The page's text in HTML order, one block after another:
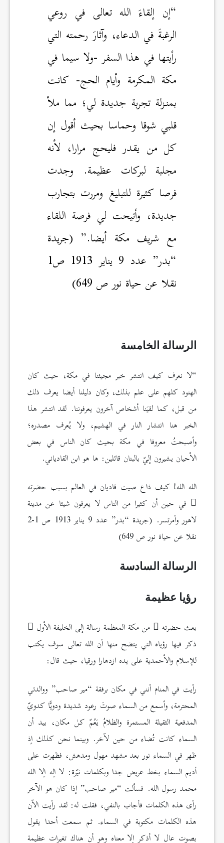
“إن إلقاءَ الله تعالى في روعي
الرغبةَ في الدعاء، وآثارَ رحمته التي
رأيتها في هذا السفر -ولا سيما في
مكة المكرمة وأيام الحج- كانت
بمنـزلة تجربة جديدة لي؛ مما ملأ
قلبي شوقا وحماسا بحيث أقول إن
كل من يقدر فليحج مرارا، لأنه
مجلبة لبركات عظيمة. وجدت
فرصا كثيرة للتبليغ ومررت بتجارب
جديدة، وأتيحت لي فرصة اللقاء
مع شريف مكة أيضا.” (جريدة
“بدر” عدد 9 يناير 1913 ص1
نقلا عن حياة نور ص 649)
الرسالة الخامسة
“لا نعرف كيف انتشر خبر مجيئنا في مكة، حيث كان
الهنود كلهم على علم بذلك، وكان دليلنا أيضا يعرف ذلك
من قبل، كما لقيَنا أشخاص آخرون يعرفوننا. لقد انتشر هذا
الخبر هنا انتشار النار في الهشيم، ولا يُعرف مصدره؛
وأصبحتُ معروفا في مكة بحيث كان الناس في بعض
الأحيان يشيرون إليّ بالبنان قائلين: ها هو ابن القادياني.
الله الله! كيف ذاع صيت قاديان في العالم بسبب حضرته
في حين أن كثيرا من الناس لا يعرفون شيئا عن مدينة
لاهور وأمرتسر. (جريدة “بدر” عدد 9 يناير 1913 ص 1-2
نقلا عن حياة نور ص 649)
الرسالة السادسة
رؤيا عظيمة
بعث حضرته
من مكة المعظمة رسالة إلى الخليفة الأول
ذكر فيها رؤياه التي يتضح منها أن الله تعالى سوف يكتب
للإسلام والأحمدية على يده ازدهارا ورقيا، حيث قال:
رأيت في المنام أنني في مكان برفقة “مير صاحب” ووالدتي
المحترمة، وأسمع من السماء صوتَ رعود شديدة ودويًّا كدويّ
المدفعية الثقيلة المستمرة والظلامُ يَعُمّ كل مكان، بيد أن
السماء كانت تُضاء من حين لآخر. وبينما نحن كذلك إذ
ظهر في السماء نور بعد مشهد مهول ومدهش، فظهرت على
أديم السماء بخط عريض جدا وبكلمات نيّرة: لا إله إلا الله
محمد رسول الله. فسألت “مير صاحب” إذا كان هو الآخر
رأى هذه الكلمات فأجاب بالنفي، فقلت له: لقد رأيت الآن
هذه الكلمات مكتوبة في السماء. ثم سمعت أحدا يقول
بصوت عال لا أذكر إلا معناه وهو أن هناك تغيرات عظيمة